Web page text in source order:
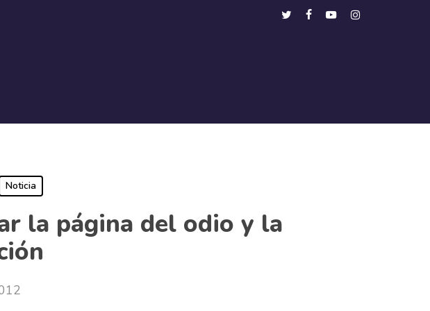
twitterfacebookyoutubeinstagram
Noticia
la página del odio y la